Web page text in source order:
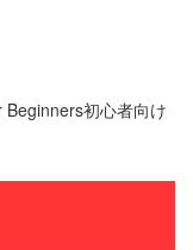
Beginners初心者向け